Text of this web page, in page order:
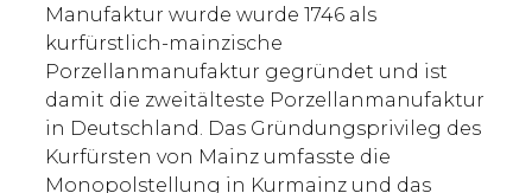
Manufaktur wurde wurde 1746 als
kurfürstlich-mainzische
Porzellanmanufaktur gegründet und ist
damit die zweitälteste Porzellanmanufaktur
in Deutschland. Das Gründungsprivileg des
Kurfürsten von Mainz umfasste die
Monopolstellung in Kurmainz und das